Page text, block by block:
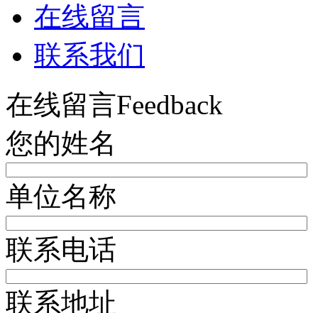
在线留言
联系我们
在线留言Feedback
您的姓名
单位名称
联系电话
联系地址